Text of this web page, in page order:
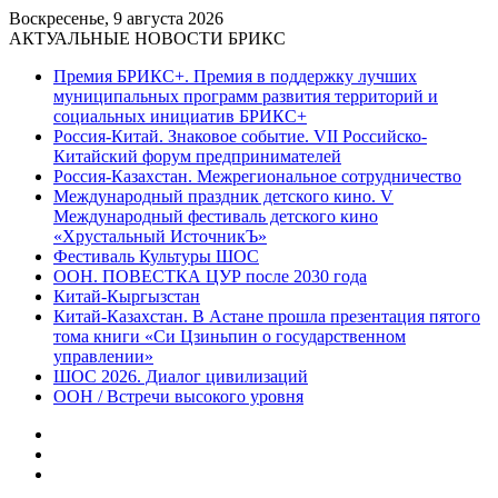
Воскресенье, 9 августа 2026
АКТУАЛЬНЫЕ НОВОСТИ БРИКС
Премия БРИКС+. Премия в поддержку лучших
муниципальных программ развития территорий и
социальных инициатив БРИКС+
Россия-Китай. Знаковое событие. VII Российско-
Китайский форум предпринимателей
Россия-Казахстан. Межрегиональное сотрудничество
Международный праздник детского кино. V
Международный фестиваль детского кино
«Хрустальный ИсточникЪ»
Фестиваль Культуры ШОС
ООН. ПОВЕСТКА ЦУР после 2030 года
Китай-Кыргызстан
Китай-Казахстан. В Астане прошла презентация пятого
тома книги «Си Цзиньпин о государственном
управлении»
ШОС 2026. Диалог цивилизаций
ООН / Встречи высокого уровня